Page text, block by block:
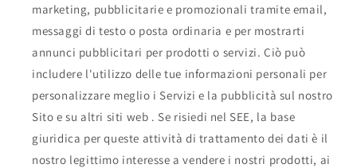
marketing, pubblicitarie e promozionali tramite email,
messaggi di testo o posta ordinaria e per mostrarti
annunci pubblicitari per prodotti o servizi. Ciò può
includere l'utilizzo delle tue informazioni personali per
personalizzare meglio i Servizi e la pubblicità sul nostro
Sito e su altri siti web . Se risiedi nel SEE, la base
giuridica per queste attività di trattamento dei dati è il
nostro legittimo interesse a vendere i nostri prodotti, ai